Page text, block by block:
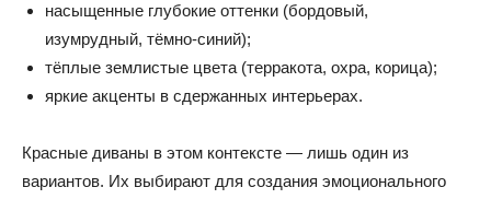
насыщенные глубокие оттенки (бордовый,
изумрудный, тёмно-синий);
тёплые землистые цвета (терракота, охра, корица);
яркие акценты в сдержанных интерьерах.
Красные диваны в этом контексте — лишь один из
вариантов. Их выбирают для создания эмоционального